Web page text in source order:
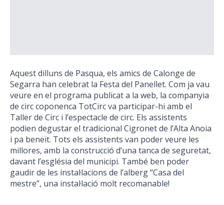
Aquest dilluns de Pasqua, els amics de Calonge de
Segarra han celebrat la Festa del Panellet. Com ja vau
veure en el programa publicat a la web, la companyia
de circ coponenca TotCirc va participar-hi amb el
Taller de Circ i l’espectacle de circ. Els assistents
podien degustar el tradicional Cigronet de l’Alta Anoia
i pa beneït. Tots els assistents van poder veure les
millores, amb la construcció d’una tanca de seguretat,
davant l’església del municipi. També ben poder
gaudir de les instal·lacions de l’alberg “Casa del
mestre”, una instal·lació molt recomanable!